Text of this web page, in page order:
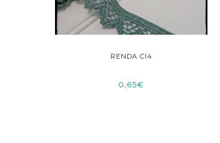
RENDA CI4
0,65€